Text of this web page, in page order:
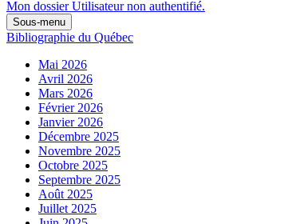
Mon dossier Utilisateur non authentifié.
Sous-menu
Bibliographie du Québec
Mai 2026
Avril 2026
Mars 2026
Février 2026
Janvier 2026
Décembre 2025
Novembre 2025
Octobre 2025
Septembre 2025
Août 2025
Juillet 2025